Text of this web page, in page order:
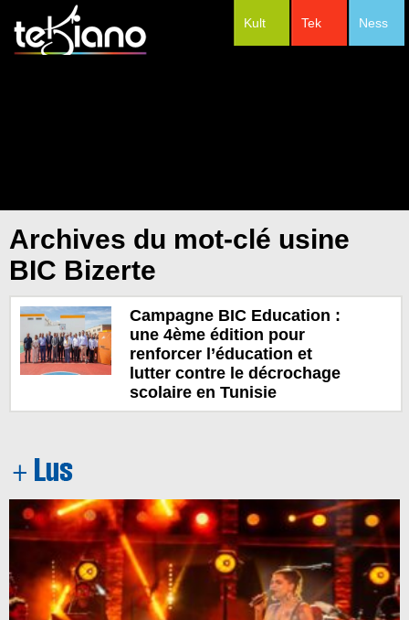
Ness
Tek
Kult
Archives du mot-clé usine
BIC Bizerte
Campagne BIC Education :
une 4ème édition pour
renforcer l’éducation et
lutter contre le décrochage
scolaire en Tunisie